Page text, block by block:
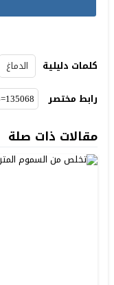
كلمات دليلية الدماغ
رابط مختصر
مقالات ذات صلة